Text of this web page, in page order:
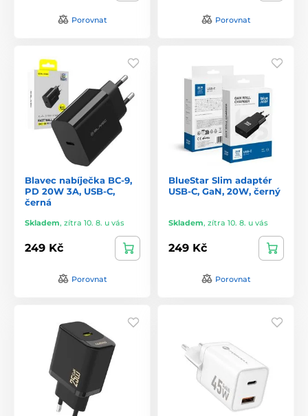
Porovnat Porovnat
Blavec nabíječka BC-9,
PD 20W 3A, USB-C,
černá
Skladem, zítra 10. 8. u vás
249 Kč
Porovnat
BlueStar Slim adaptér
USB-C, GaN, 20W, černý
Skladem, zítra 10. 8. u vás
249 Kč
Porovnat